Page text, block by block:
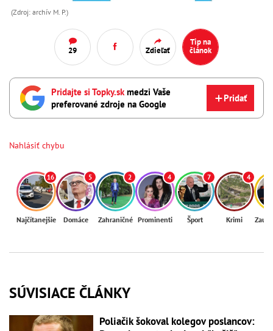
(Zdroj: archív M. P.)
29 Zdieľať
Tip na
článok
Pridajte si Topky.sk medzi Vaše
preferované zdroje na Google
Pridať
Nahlásiť chybu
16
Najčítanejšie
5
Domáce
2
Zahraničné
4
Prominenti
7
Šport
4
Krimi
SÚVISIACE ČLÁNKY
Poliačik šokoval kolegov poslancov: